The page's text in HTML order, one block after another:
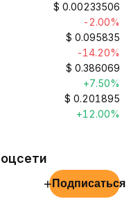
$ 0.00233506
-2.00%
$ 0.095835
-14.20%
$ 0.386069
+7.50%
$ 0.201895
+12.00%
+ Подписаться